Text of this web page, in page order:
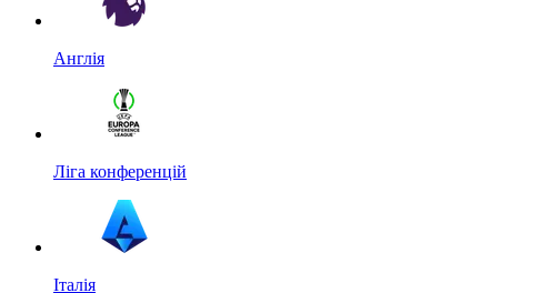
Англія
Ліга конференцій
Італія